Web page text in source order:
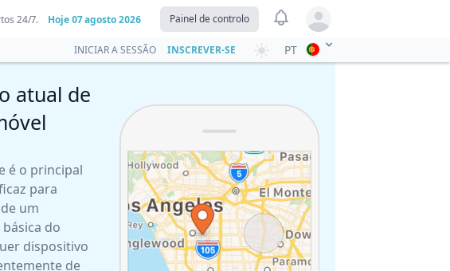
24/7. Hoje07 agosto 2026 Painel de controlo View notifications
Open user menu
INICIAR A SESSÃO INSCREVER-SE PT
atual de
é o principal
para
um
do
dispositivo
de